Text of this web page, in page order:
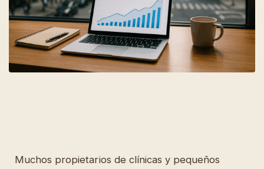
Muchos propietarios de clínicas y pequeños